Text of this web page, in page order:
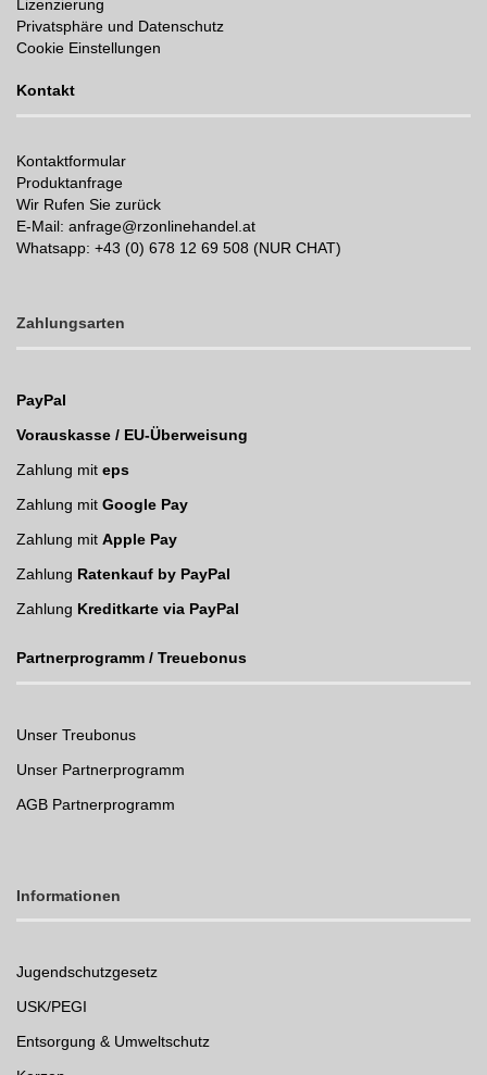
Lizenzierung
Privatsphäre und Datenschutz
Cookie Einstellungen
Kontakt
Kontaktformular
Produktanfrage
Wir Rufen Sie zurück
E-Mail: anfrage@rzonlinehandel.at
Whatsapp: +43 (0) 678 12 69 508 (NUR CHAT)
Zahlungsarten
PayPal
Vorauskasse / EU-Überweisung
Zahlung mit eps
Zahlung mit Google Pay
Zahlung mit Apple Pay
Zahlung Ratenkauf by PayPal
Zahlung Kreditkarte via PayPal
Partnerprogramm / Treuebonus
Unser Treubonus
Unser Partnerprogramm
AGB Partnerprogramm
Informationen
Jugendschutzgesetz
USK/PEGI
Entsorgung & Umweltschutz